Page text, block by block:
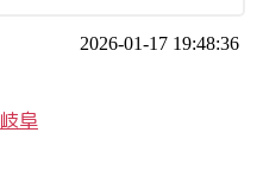
2026-01-17 19:48:36
岐阜